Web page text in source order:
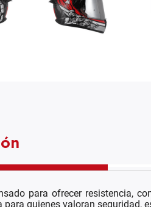
para ofrecer resistencia,
quienes valoran seguridad,